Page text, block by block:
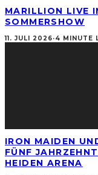
MARILLION LIVE
SOMMERSHOW
11. JULI 2026·4 MINUTE
IRON MAIDEN
FÜNF
HEIDEN ARENA